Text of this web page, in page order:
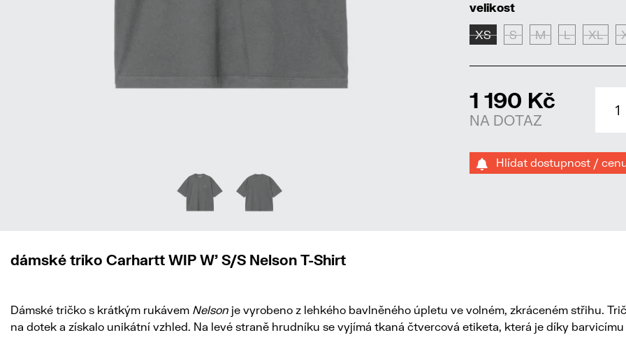
velikost
XS S M L XL
1 190 Kč
NA DOTAZ
Hlídat dostupnost /
dámské triko Carhartt WIP W' S/S Nelson T-Shirt
Dámské tričko s krátkým rukávem Nelson je vyrobeno z lehkého bavlněného úpletu ve volném, zkráceném střihu.
na dotek a získalo unikátní vzhled. Na levé straně hrudníku se vyjímá tkaná čtvercová etiketa, která je díky